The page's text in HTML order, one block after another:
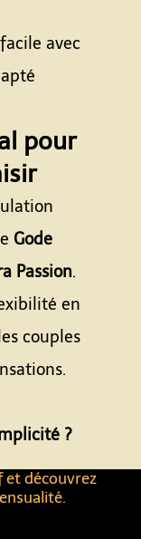
et découvrez
avec
pour
Gode
Passion.
en
couples
?